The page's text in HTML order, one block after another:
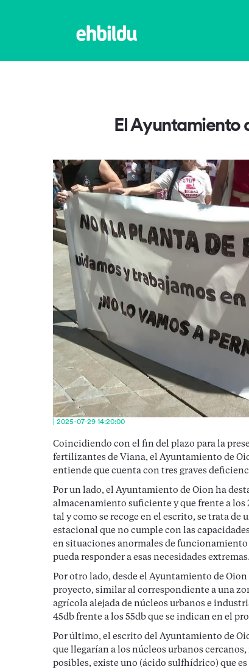
El Ayuntamiento
| 2025-07-29 14:20:00
Coincidiendo con el fin del plazo para la
fertilizantes de Viana, el Ayuntamiento de
entiende que cuenta con tres graves
Por un lado, el Ayuntamiento de Oion ha
almacenamiento suficiente y que frente a los
tal y como se recoge en el escrito, se trata
estacional que no cumple con las
en situaciones anormales de
pueda responder a esas necesidades extremas.
Por otro lado, desde el Ayuntamiento de
proyecto, similar al correspondiente a una
agrícola alejada de núcleos urbanos e
45db frente a los 55db que se indican en el
Por último, el escrito del Ayuntamiento de
que llegarían a los núcleos urbanos
posibles, existe uno (ácido sulfhídrico) que